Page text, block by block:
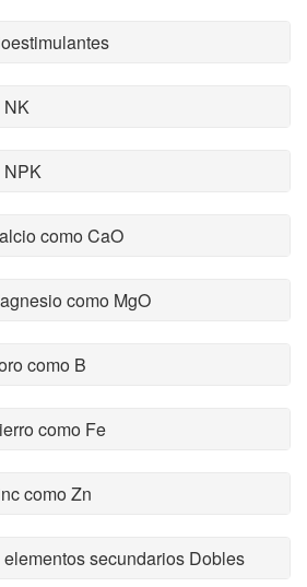
NK
NPK
como CaO
como MgO
como B
como Fe
como Zn
secundarios Dobles